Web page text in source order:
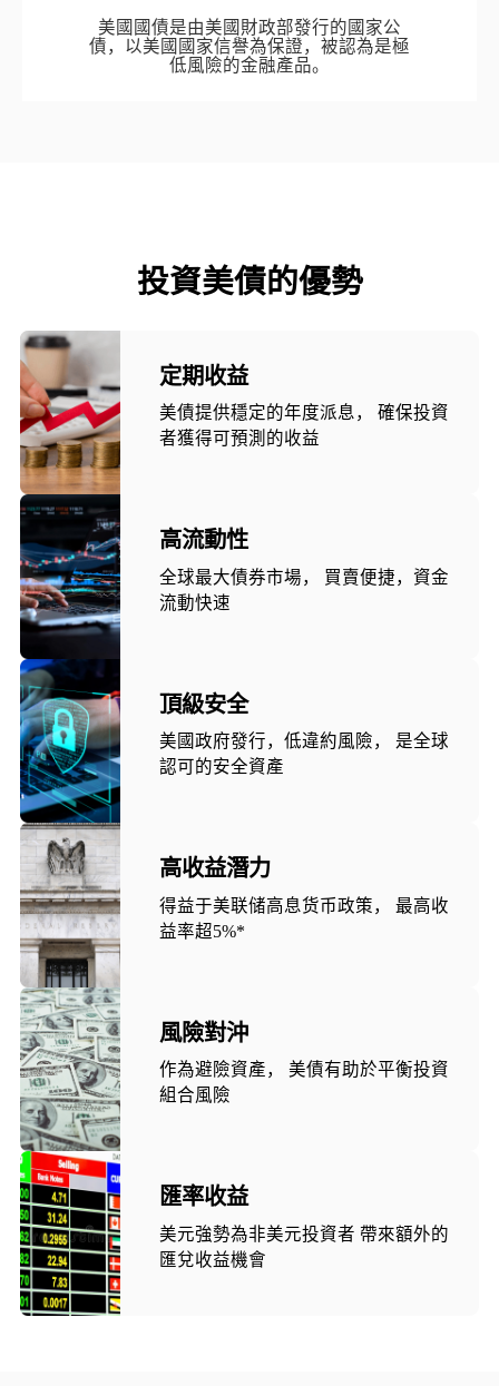
美國國債是由美國財政部發行的國家公
債，以美國國家信譽為保證，被認為是極
低風險的金融產品。
投資美債的優勢
定期收益
美債提供穩定的年度派息， 確保投資
者獲得可預測的收益
高流動性
全球最大債券市場， 買賣便捷，資金
流動快速
頂級安全
美國政府發行，低違約風險， 是全球
認可的安全資產
高收益潛力
得益于美联储高息货币政策， 最高收
益率超5%*
風險對沖
作為避險資產， 美債有助於平衡投資
組合風險
匯率收益
美元強勢為非美元投資者 帶來額外的
匯兌收益機會